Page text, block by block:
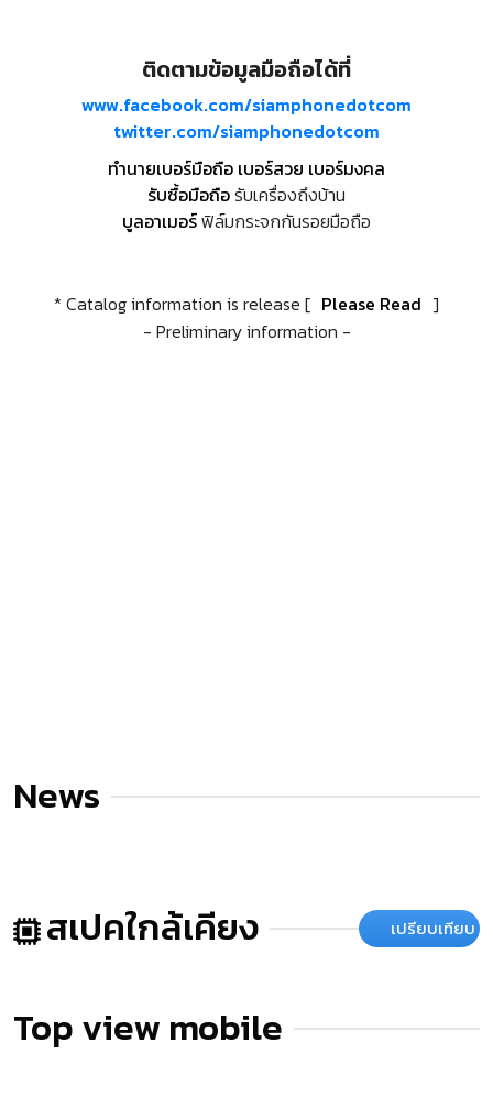
ติดตามข้อมูลมือถือได้ที่
www.facebook.com/siamphonedotcom
twitter.com/siamphonedotcom
ทำนายเบอร์มือถือ เบอร์สวย เบอร์มงคล
รับซื้อมือถือรับเครื่องถึงบ้าน
บูลอาเมอร์ฟิล์มกระจกกันรอยมือถือ
* Catalog information is release [ Please Read ]
- Preliminary information -
News
สเปคใกล้เคียง เปรียบเทียบ
Top view mobile